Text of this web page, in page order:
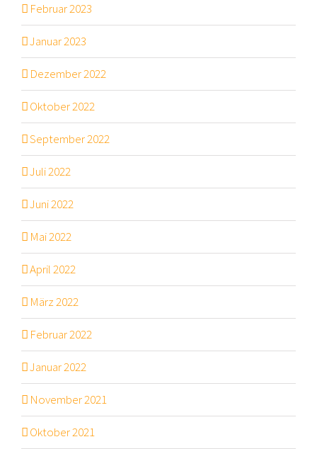
Februar 2023
Januar 2023
Dezember 2022
Oktober 2022
September 2022
Juli 2022
Juni 2022
Mai 2022
April 2022
März 2022
Februar 2022
Januar 2022
November 2021
Oktober 2021